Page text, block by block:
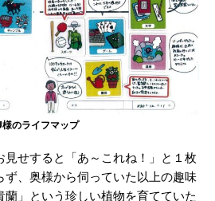
様のライフマップ
せすると「あ～これね！」と１枚
ず、奥様から伺っていた以上の趣味
」という珍しい植物を育てていた